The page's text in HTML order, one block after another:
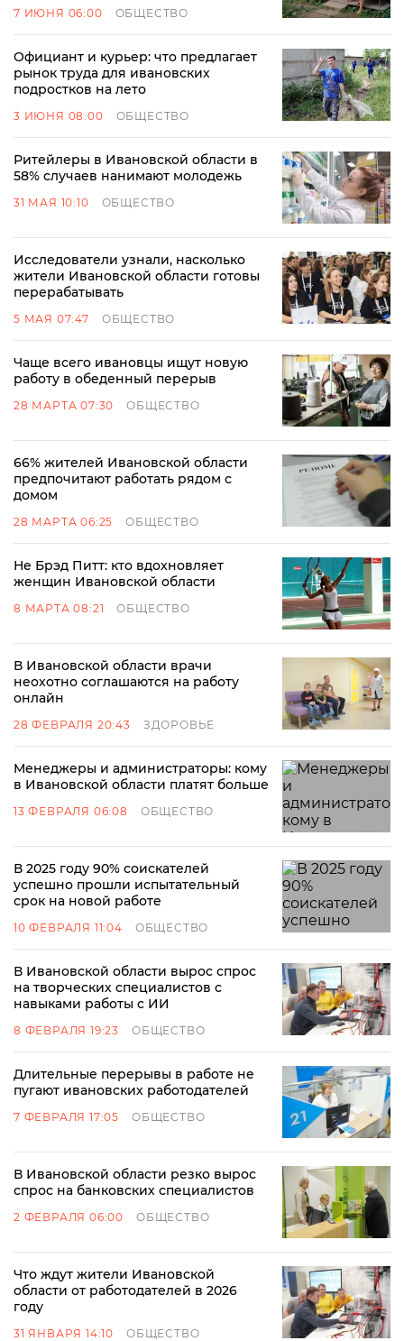
7 ИЮНЯ 06:00 ОБЩЕСТВО
Официант и курьер: что предлагает
рынок труда для ивановских
подростков на лето
3 ИЮНЯ 08:00 ОБЩЕСТВО
Ритейлеры в Ивановской области в
58% случаев нанимают молодежь
31 МАЯ 10:10 ОБЩЕСТВО
Исследователи узнали, насколько
жители Ивановской области готовы
перерабатывать
5 МАЯ 07:47 ОБЩЕСТВО
Чаще всего ивановцы ищут новую
работу в обеденный перерыв
28 МАРТА 07:30 ОБЩЕСТВО
66% жителей Ивановской области
предпочитают работать рядом с
домом
28 МАРТА 06:25 ОБЩЕСТВО
Не Брэд Питт: кто вдохновляет
женщин Ивановской области
8 МАРТА 08:21 ОБЩЕСТВО
В Ивановской области врачи
неохотно соглашаются на работу
онлайн
28 ФЕВРАЛЯ 20:43 ЗДОРОВЬЕ
Менеджеры и администраторы: кому
в Ивановской области платят больше
13 ФЕВРАЛЯ 06:08 ОБЩЕСТВО
В 2025 году 90% соискателей
успешно прошли испытательный
срок на новой работе
10 ФЕВРАЛЯ 11:04 ОБЩЕСТВО
В Ивановской области вырос спрос
на творческих специалистов с
навыками работы с ИИ
8 ФЕВРАЛЯ 19:23 ОБЩЕСТВО
Длительные перерывы в работе не
пугают ивановских работодателей
7 ФЕВРАЛЯ 17:05 ОБЩЕСТВО
В Ивановской области резко вырос
спрос на банковских специалистов
2 ФЕВРАЛЯ 06:00 ОБЩЕСТВО
Что ждут жители Ивановской
области от работодателей в 2026
году
31 ЯНВАРЯ 14:10 ОБЩЕСТВО